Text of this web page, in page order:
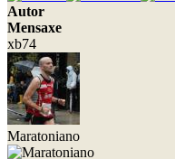
Autor
Mensaxe
xb74
Maratoniano